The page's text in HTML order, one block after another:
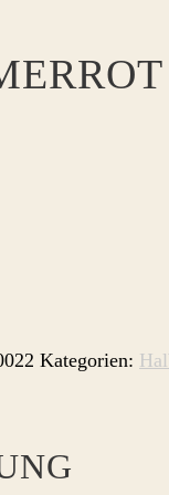
Kategorien: